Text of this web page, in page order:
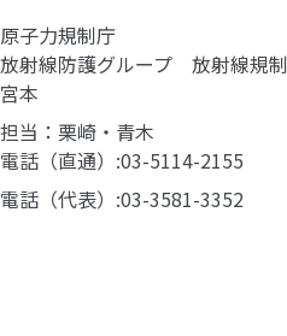
原子力規制庁
放射線防護グループ 放射線規
宮本
担当：栗崎・青木
電話（直通）
03-5114-2155
電話（代表）
03-3581-3352